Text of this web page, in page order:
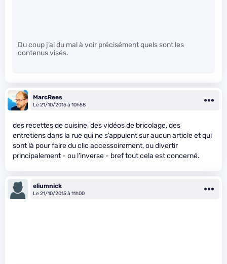
Du coup j’ai du mal à voir précisément quels sont les
contenus visés.
MarcRees
Le 21/10/2015 à 10h58
des recettes de cuisine, des vidéos de bricolage, des
entretiens dans la rue qui ne s’appuient sur aucun article et qui
sont là pour faire du clic accessoirement, ou divertir
principalement - ou l’inverse - bref tout cela est concerné.
eliumnick
Le 21/10/2015 à 11h00